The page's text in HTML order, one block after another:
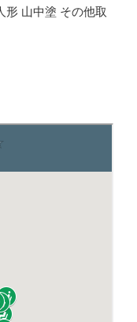
形 山中塗 その他取